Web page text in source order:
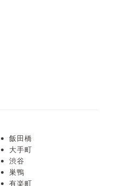
飯田橋
大手町
渋谷
巣鴨
有楽町